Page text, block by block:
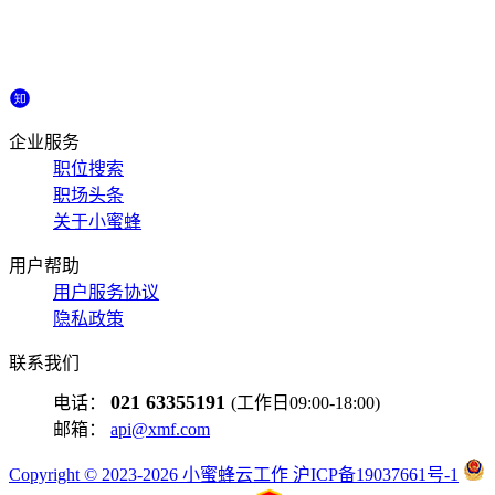
企业服务
职位搜索
职场头条
关于小蜜蜂
用户帮助
用户服务协议
隐私政策
联系我们
电话： 021 63355191 (工作日09:00-18:00)
邮箱： api@xmf.com
Copyright © 2023-2026 小蜜蜂云工作 沪ICP备19037661号-1